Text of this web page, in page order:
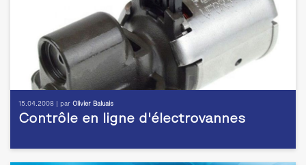
15.04.2008 | par Olivier Baluais
Contrôle en ligne d'électrovannes